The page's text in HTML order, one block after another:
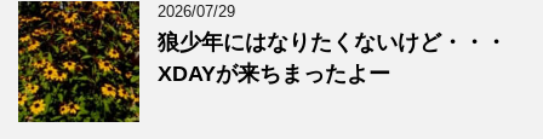
2026/07/29
狼少年にはなりたくないけど・・・
XDAYが来ちまったよー